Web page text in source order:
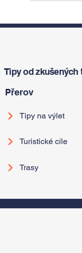
Tipy od zkušených
Přerov
Tipy na výlet
Turistické cíle
Trasy